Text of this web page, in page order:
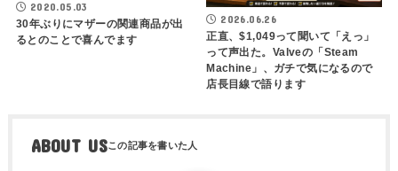
2020.05.03
30年ぶりにマザーの関連商品が出
るとのことで喜んでます
2026.06.26
正直、$1,049って聞いて「えっ」
って声出た。Valveの「Steam
Machine」、ガチで気になるので
店長目線で語ります
ABOUT US